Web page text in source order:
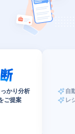
かり分析
ご提案
自
レ